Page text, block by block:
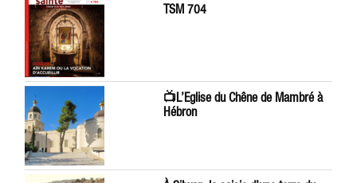
TSM 704
📺L’Eglise du Chêne de Mambré à
Hébron